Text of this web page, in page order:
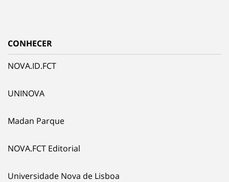
CONHECER
NOVA.ID.FCT
UNINOVA
Madan Parque
NOVA.FCT Editorial
Universidade Nova de Lisboa